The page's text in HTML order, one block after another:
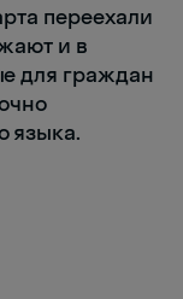
переехали
и в
для граждан
языка.